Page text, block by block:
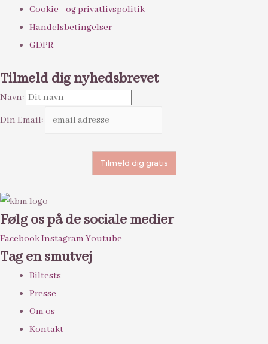
Cookie - og privatlivspolitik
Handelsbetingelser
GDPR
Tilmeld dig nyhedsbrevet
Navn:
Din Email:
Følg os på de sociale medier
FacebookInstagram Youtube
Tag en smutvej
Biltests
Presse
Om os
Kontakt